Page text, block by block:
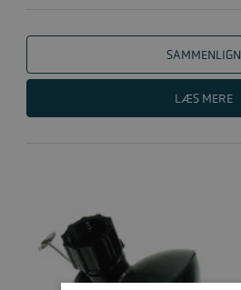
SAMMENLIGN
LÆS MERE